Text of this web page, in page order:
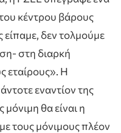
κέντρου βάρους
δεν τολμούμε
στη διαρκή
εταίρους». Η
εναντίον της
θα είναι η
τους μόνιμους πλέον